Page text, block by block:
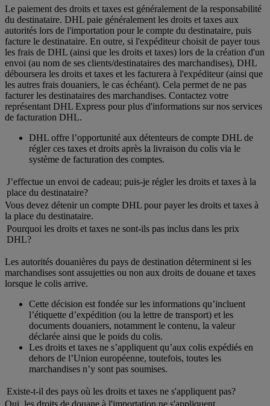
Le paiement des droits et taxes est généralement de la responsabilité
du destinataire. DHL paie généralement les droits et taxes aux
autorités lors de l'importation pour le compte du destinataire, puis
facture le destinataire. En outre, si l'expéditeur choisit de payer tous
les frais de DHL (ainsi que les droits et taxes) lors de la création d'un
envoi (au nom de ses clients/destinataires des marchandises), DHL
déboursera les droits et taxes et les facturera à l'expéditeur (ainsi que
les autres frais douaniers, le cas échéant). Cela permet de ne pas
facturer les destinataires des marchandises. Contactez votre
représentant DHL Express pour plus d'informations sur nos services
de facturation DHL.
DHL offre l’opportunité aux détenteurs de compte DHL de
régler ces taxes et droits après la livraison du colis via le
système de facturation des comptes.
J’effectue un envoi de cadeau; puis-je régler les droits et taxes à la
place du destinataire?
Vous devez détenir un compte DHL pour payer les droits et taxes à
la place du destinataire.
Pourquoi les droits et taxes ne sont-ils pas inclus dans les prix
DHL?
Les autorités douanières du pays de destination déterminent si les
marchandises sont assujetties ou non aux droits de douane et taxes
lorsque le colis arrive.
Cette décision est fondée sur les informations qu’incluent
l’étiquette d’expédition (ou la lettre de transport) et les
documents douaniers, notamment le contenu, la valeur
déclarée ainsi que le poids du colis.
Les droits et taxes ne s’appliquent qu’aux colis expédiés en
dehors de l’Union européenne, toutefois, toutes les
marchandises n’y sont pas soumises.
Existe-t-il des pays où les droits et taxes ne s'appliquent pas?